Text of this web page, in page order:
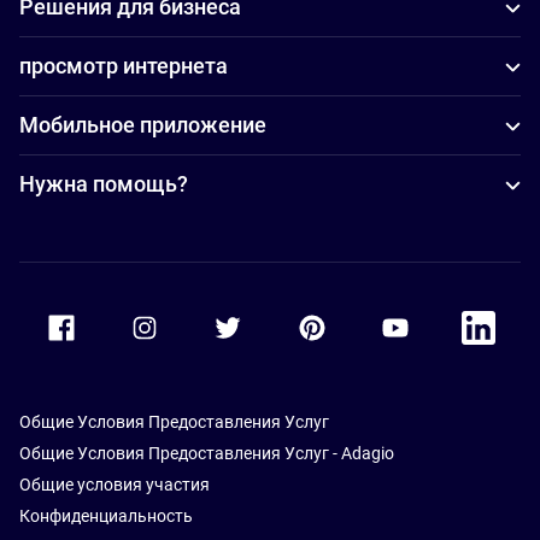
Решения для бизнеса
просмотр интернета
Мобильное приложение
Нужна помощь?
Accor Youtube
Accor
Общие Условия Предоставления Услуг
Общие Условия Предоставления Услуг - Adagio
Общие условия участия
Конфиденциальность